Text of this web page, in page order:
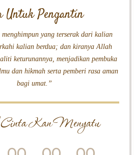
Untuk Pengantin
menghimpun yang terserak dari kalian
kalian berdua; dan kiranya Allah
keturunannya, menjadikan pembuka
dan hikmah serta pemberi rasa aman
bagi umat.”
Kan Menyatu